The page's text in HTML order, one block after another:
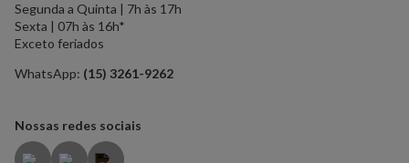
Política de Privacidade
Política de Troca e Devolução
Política de Frete Grátis
Minha Conta
Meus pedidos
Segunda a Quinta | 7h às 17h
Sexta | 07h às 16h*
Exceto feriados
WhatsApp: (15) 3261-9262
Nossas redes sociais